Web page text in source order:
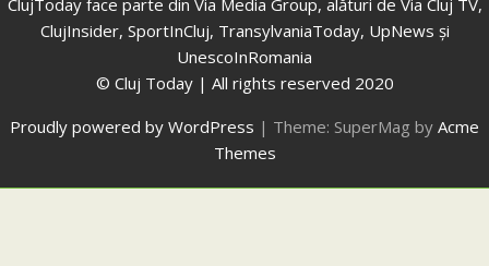
ClujToday face parte din Via Media Group, alături de Via Cluj TV,
ClujInsider, SportInCluj, TransylvaniaToday, UpNews și
UnescoInRomania
© Cluj Today | All rights reserved 2020
Proudly powered by WordPress | Theme: SuperMag by Acme
Themes